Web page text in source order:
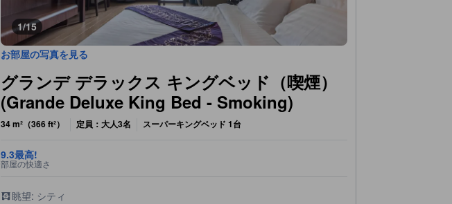
1/15
お部屋の写真を見る
グランデ デラックス キングベッド（喫煙）
(Grande Deluxe King Bed - Smoking)
34 m²（366 ft²） 定員：大人3名 スーパーキングベッド 1台
9.3最高!
部屋の快適さ
眺望: シティ